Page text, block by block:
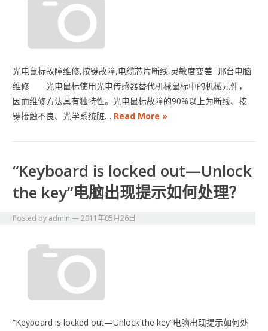
光电鼠标故障维修,按键故障,电缆芯片断线,灵敏度变差 -邢台电脑
维修 光电鼠标使用光电传感器替代机械鼠标中的机械元件，
因而维修方法具有独特性。光电鼠标故障的90%以上为断线、按
键接触不良、光学系统脏… Read More »
“Keyboard is locked out—Unlock
the key”电脑出现提示如何处理？
Posted by admin —2011年05月26日
“Keyboard is locked out—Unlock the key”电脑出现提示如何处